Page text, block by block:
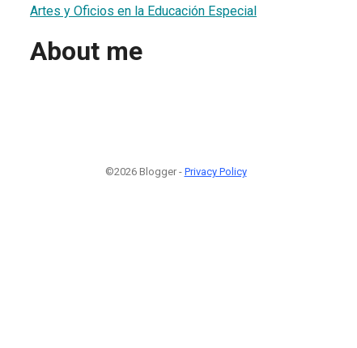
Artes y Oficios en la Educación Especial
About me
©2026 Blogger - Privacy Policy